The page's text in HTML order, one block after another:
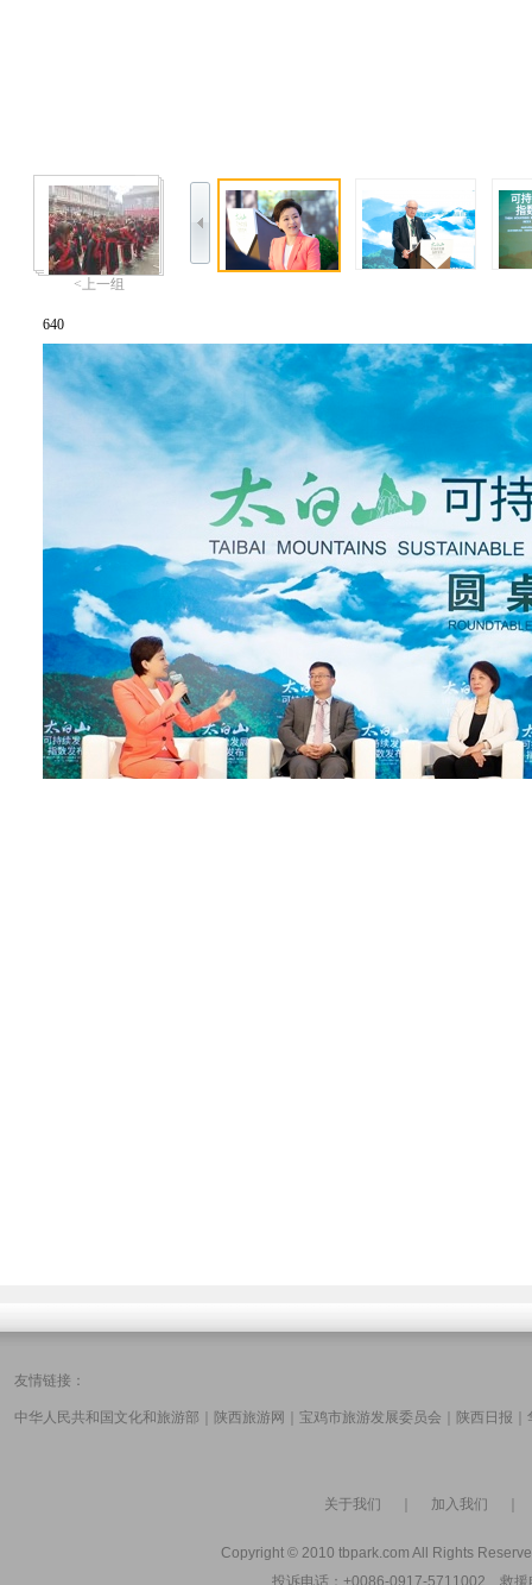
<上一组
640
友情链接：
中华人民共和国文化和旅游部 陕西旅游网 宝鸡市旅游发展委员会 陕西日报
关于我们 加入我们
Copyright © 2010 tbpark.com All Rights
投诉电话：+0086-0917-5711002 救